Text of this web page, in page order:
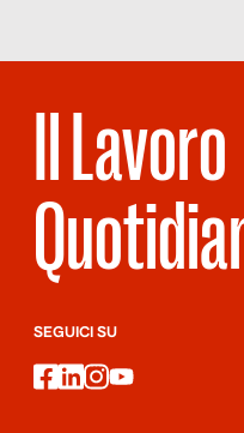
Il Lavoro
SEGUICI SU
facebook
linkedin
instagram
youtube